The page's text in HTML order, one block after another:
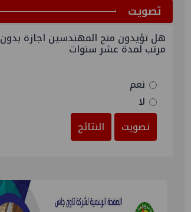
ﺗﺼﻮﻳﺖ
هل تؤيدون منح المهندسين اجازة بدون
مرتب لمدة عشر سنوات
نعم
لا
تصويت
النتائج